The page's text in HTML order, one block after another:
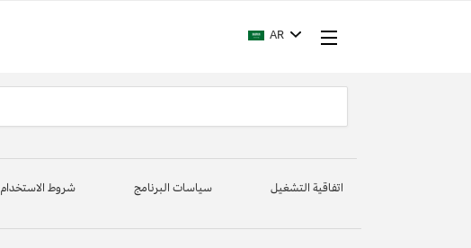
AR
اتفاقية التشغيل سياسات البرنامج شروط الاستخدام